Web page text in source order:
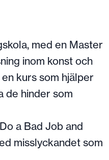
med en Master
inom konst och
kurs som hjälper
de hinder som
a Bad Job and
misslyckandet som